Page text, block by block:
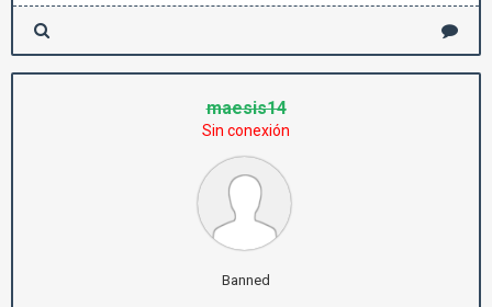
maesis14
Sin conexión
Banned